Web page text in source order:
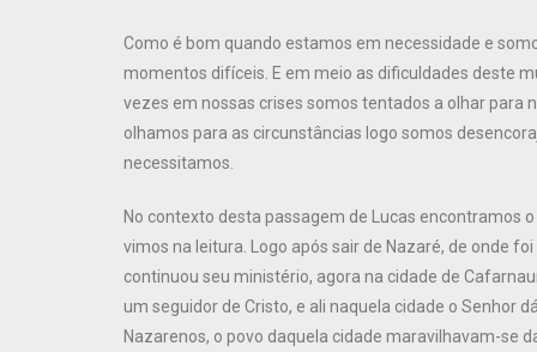
Como é bom quando estamos em necessidade e
momentos difíceis. E em meio as dificuldades deste
vezes em nossas crises somos tentados a olhar para
olhamos para as circunstâncias logo somos
necessitamos.
No contexto desta passagem de Lucas encontramos
vimos na leitura. Logo após sair de Nazaré, de onde
continuou seu ministério, agora na cidade de
um seguidor de Cristo, e ali naquela cidade o Senhor
Nazarenos, o povo daquela cidade maravilhavam-se